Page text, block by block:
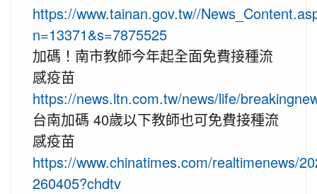
https://www.tainan.gov.tw//
n=13371&s=7875525
加碼！南市教師今年起全面免費接種流
感疫苗
https://news.ltn.com.tw/news/life/
台南加碼 40歲以下教師也可免費接種流
感疫苗
https://www.chinatimes.com/realtimenews/
260405?chdtv